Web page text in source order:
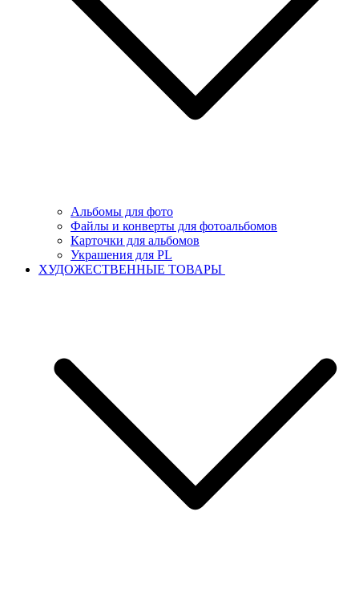
Альбомы для фото
Файлы и конверты для фотоальбомов
Карточки для альбомов
Украшения для PL
ХУДОЖЕСТВЕННЫЕ ТОВАРЫ